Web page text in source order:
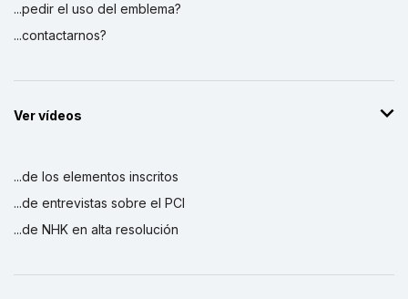
...pedir el uso del emblema?
...contactarnos?
Ver vídeos
...de los elementos inscritos
...de entrevistas sobre el PCI
...de NHK en alta resolución